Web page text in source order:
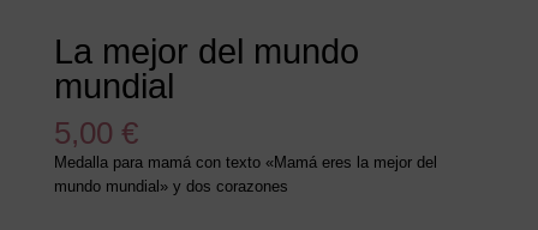
La mejor del mundo
mundial
5,00 €
Medalla para mamá con texto «Mamá eres la mejor del
mundo mundial» y dos corazones